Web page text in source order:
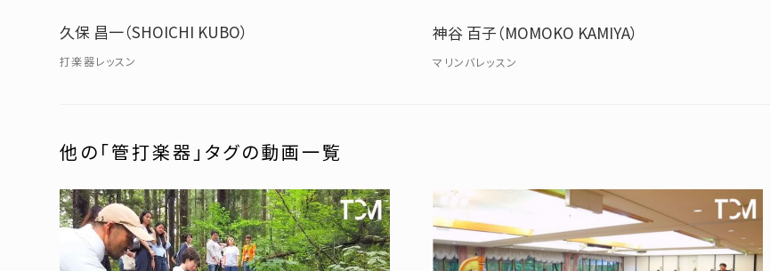
久保 昌一（SHOICHI KUBO）
打楽器レッスン
神谷 百子（MOMOKO KAMIYA）
マリンバレッスン
他の「管打楽器」タグの動画一覧